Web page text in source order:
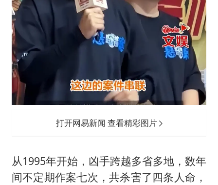
打开网易新闻 查看精彩图片
从1995年开始，凶手跨越多省多地，数年
间不定期作案七次，共杀害了四条人命，